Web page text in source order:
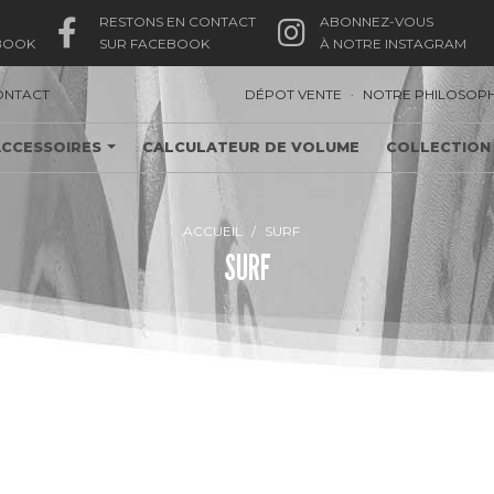
RESTONS EN CONTACT
SUR FACEBOOK
ABONNEZ-VOUS
À NOTRE INSTAGRAM
DÉPOT VENTE NOTRE
CALCULATEUR DE VOLUME
SURF
ACCUEIL SURF